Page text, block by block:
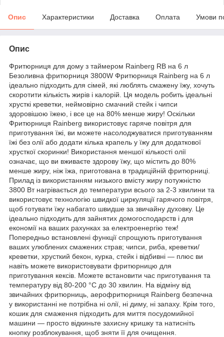
Опис Характеристики Доставка Оплата Умови
Опис
Фритюрниця для дому з таймером Rainberg RB на 6 л
Безоливна фритюрниця 3800W Фритюрниця Rainberg на 6 л
ідеально підходить для сімей, які люблять смажену їжу, хочуть
скоротити кількість жирів і калорій. Ця модель робить ідеальні
хрусткі креветки, неймовірно смачний стейк і чипси
здоровішою їжею, і все це на 80% менше жиру! Оскільки
Фритюрниця Rainberg використовує гаряче повітря для
приготування їжі, ви можете насолоджуватися приготуванням
їжі без олії або додати кілька крапель у їжу для додаткової
хрусткої скоринки! Використання меншої кількості олії
означає, що ви вживаєте здорову їжу, що містить до 80%
менше жиру, ніж їжа, приготована в традиційній фритюрниці.
Прилад із використанням низького вмісту жиру потужністю
3800 Вт нагрівається до температури всього за 2-3 хвилини та
використовує технологію швидкої циркуляції гарячого повітря,
щоб готувати їжу набагато швидше за звичайну духовку. Це
ідеально підходить для зайнятих домогосподарств і для
економії на ваших рахунках за електроенергію теж!
Попередньо встановлені функції спрощують приготування
ваших улюблених смажених страв; чипси, риба, креветки/
креветки, хрусткий бекон, курка, стейк і відбивні — плюс ви
навіть можете використовувати фритюрницю для
приготування кексів. Можете встановити час приготування та
температуру від 80-200 °C до 30 хвилин. На відміну від
звичайних фритюрниць, аерофритюрниця Rainberg безпечна
у використанні не потрібна ні олії, ні диму, ні запаху. Крім того,
кошик для смаження підходить для миття посудомийної
машини — просто відкиньте захисну кришку та натисніть
кнопку розблокування, щоб зняти її для очищення.